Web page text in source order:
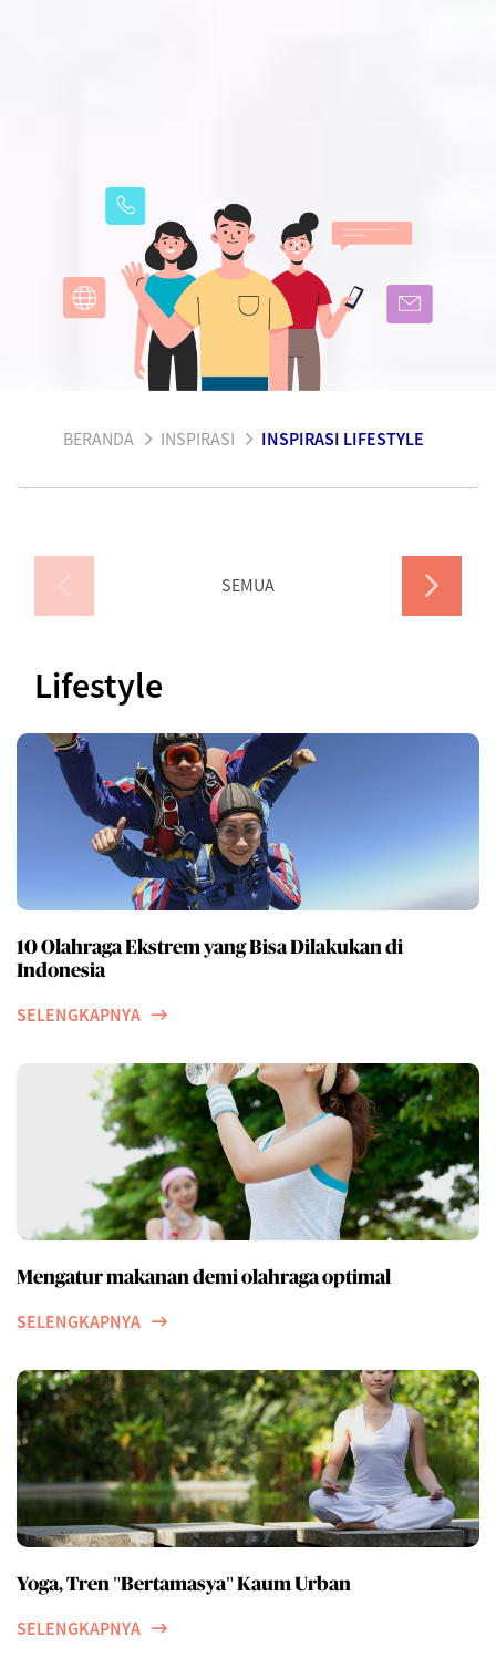
BERANDA INSPIRASI INSPIRASI LIFESTYLE
SEMUA
Lifestyle
10 Olahraga Ekstrem yang Bisa Dilakukan di
Indonesia
SELENGKAPNYA
Mengatur makanan demi olahraga optimal
SELENGKAPNYA
Yoga, Tren "Bertamasya" Kaum Urban
SELENGKAPNYA